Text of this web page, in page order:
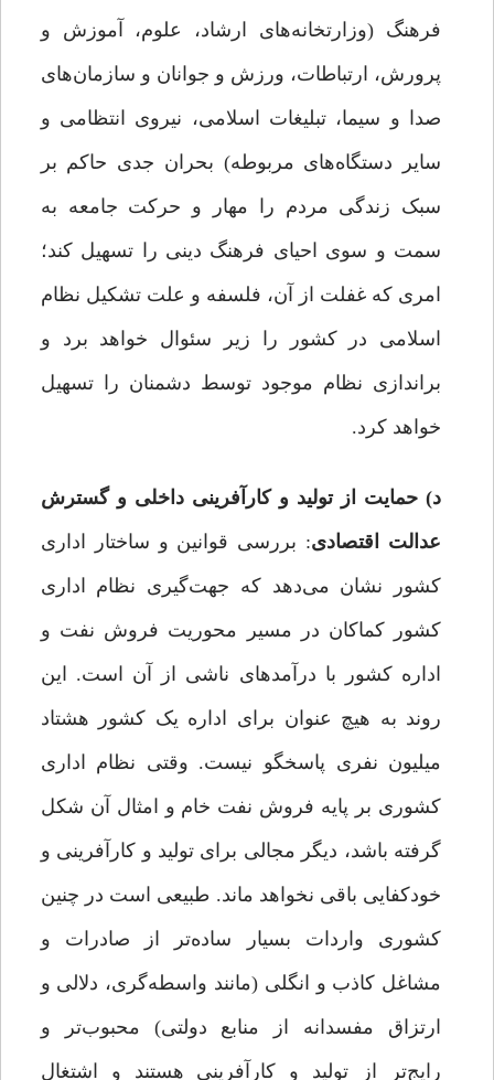
فرهنگ (وزارتخانه‌های ارشاد، علوم، آموزش و
پرورش، ارتباطات، ورزش و جوانان و سازمان‌های
صدا و سیما، تبلیغات اسلامی، نیروی انتظامی و
سایر دستگاه‌های مربوطه) بحران جدی حاکم بر
سبک زندگی مردم را مهار و حرکت جامعه به
سمت و سوی احیای فرهنگ دینی را تسهیل کند؛
امری که غفلت از آن، فلسفه و علت تشکیل نظام
اسلامی در کشور را زیر سئوال خواهد برد و
براندازی نظام موجود توسط دشمنان را تسهیل
خواهد کرد.
د) حمایت از تولید و کارآفرینی داخلی و گسترش
عدالت اقتصادی: بررسی قوانین و ساختار اداری
کشور نشان می‌دهد که جهت‌گیری نظام اداری
کشور کماکان در مسیر محوریت فروش نفت و
اداره‌ کشور با درآمدهای ناشی از آن است. این
روند به هیچ عنوان برای اداره‌ یک کشور هشتاد
میلیون نفری‌ پاسخگو نیست. وقتی نظام اداری
کشوری بر پایه‌ فروش نفت خام و امثال آن شکل
گرفته باشد، دیگر مجالی برای تولید و کارآفرینی و
خودکفایی باقی نخواهد ماند. طبیعی است در چنین
کشوری واردات بسیار ساده‌تر از صادرات و
مشاغل کاذب و انگلی (مانند واسطه‌گری، دلالی و
ارتزاق مفسدانه از منابع دولتی) محبوب‌تر و
رایج‌تر از تولید و کارآفرینی هستند و اشتغال